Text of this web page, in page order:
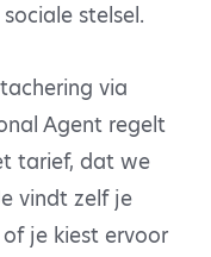
stelsel.
via
Agent regelt
tarief, dat we
vindt zelf je
je kiest ervoor